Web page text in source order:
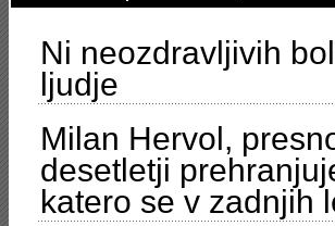
Ni neozdravljivih
ljudje
Milan Hervol,
desetletji
katero se v zadnjih